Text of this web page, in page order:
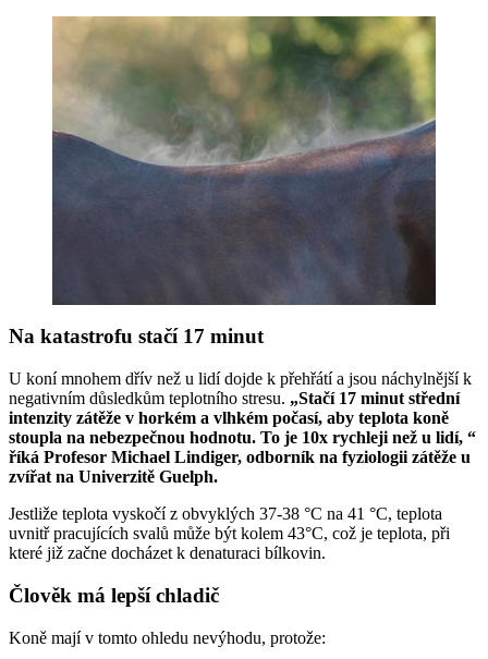
Na katastrofu stačí 17 minut
U koní mnohem dřív než u lidí dojde k přehřátí a jsou náchylnější k
negativním důsledkům teplotního stresu. „Stačí 17 minut střední
intenzity zátěže v horkém a vlhkém počasí, aby teplota koně
stoupla na nebezpečnou hodnotu. To je 10x rychleji než u lidí, “
říká Profesor Michael Lindiger, odborník na fyziologii zátěže u
zvířat na Univerzitě Guelph.
Jestliže teplota vyskočí z obvyklých 37-38 °C na 41 °C, teplota
uvnitř pracujících svalů může být kolem 43°C, což je teplota, při
které již začne docházet k denaturaci bílkovin.
Člověk má lepší chladič
Koně mají v tomto ohledu nevýhodu, protože: